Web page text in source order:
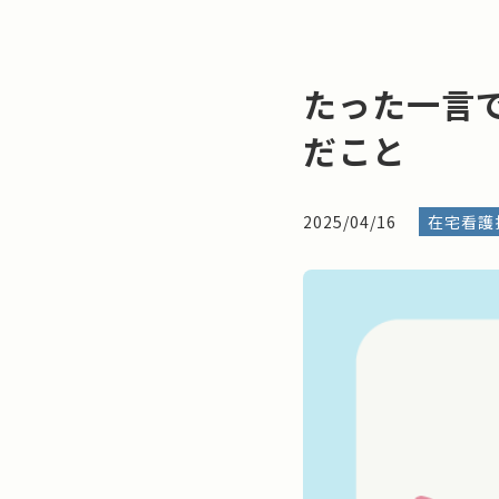
たった一言
だこと
2025/04/16 在宅看